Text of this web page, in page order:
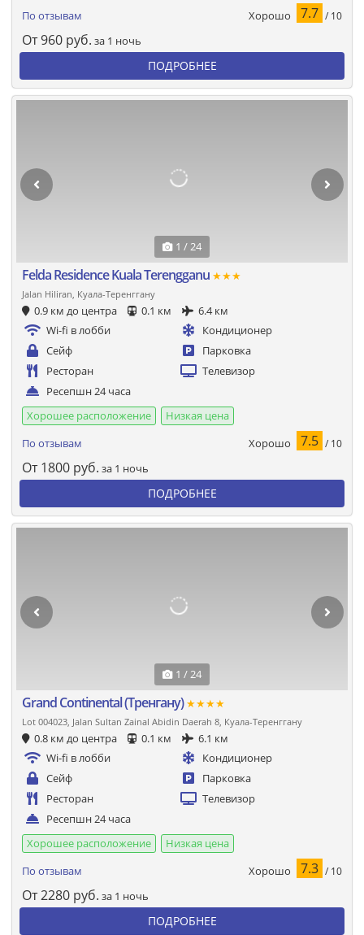
По отзывам Хорошо 7.7 / 10
От960 руб. за 1 ночь
ПОДРОБНЕЕ
1 / 24
Felda Residence Kuala Terengganu ★★★
Jalan Hiliran, Куала-Теренггану
0.9 км до центра 0.1 км
6.4 км
Wi-fi в лобби
Кондиционер
Сейф
Парковка
Ресторан
Телевизор
Ресепшн 24 часа
Хорошее расположение
Низкая цена
По отзывам
Хорошо 7.5 / 10
От 1800 руб. за 1 ночь
ПОДРОБНЕЕ
1 / 24
Grand Continental (Тренгану)★★★★
Lot 004023, Jalan Sultan Zainal Abidin Daerah 8, Куала-Теренггану
0.8 км до центра 0.1 км
6.1 км
Wi-fi в лобби
Кондиционер
Сейф
Парковка
Ресторан
Телевизор
Ресепшн 24 часа
Хорошее расположение
Низкая цена
По отзывам
Хорошо 7.3 / 10
От2280 руб. за 1 ночь
ПОДРОБНЕЕ